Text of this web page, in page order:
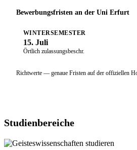
Bewerbungsfristen an der Uni Erfurt
WINTERSEMESTER
15. Juli
Örtlich zulassungsbeschr.
Richtwerte — genaue Fristen auf der offiziellen
Studienbereiche